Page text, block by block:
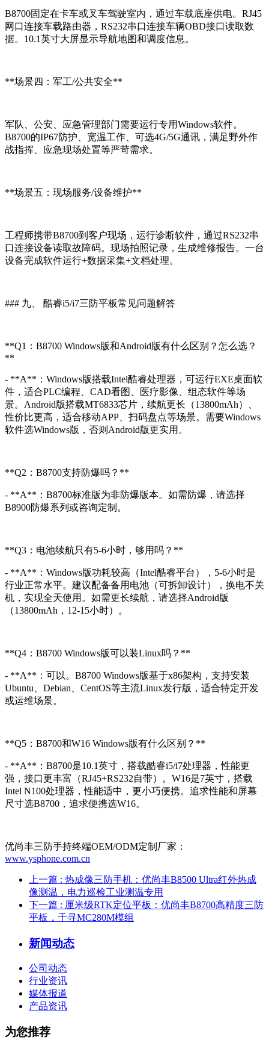
B8700固定在卡车或叉车驾驶室内，通过车载底座供电。RJ45
网口连接车载路由器，RS232串口连接车辆OBD接口读取数
据。10.1英寸大屏显示导航地图和调度信息。
**场景四：军工/公共安全**
军队、公安、应急管理部门需要运行专用Windows软件。
B8700的IP67防护、宽温工作、可选4G/5G通讯，满足野外作
战指挥、应急现场处置等严苛需求。
**场景五：现场服务/设备维护**
工程师携带B8700到客户现场，运行诊断软件，通过RS232串
口连接设备读取故障码。现场拍照记录，生成维修报告。一台
设备完成软件运行+数据采集+文档处理。
### 九、 酷睿i5/i7三防平板常见问题解答
**Q1：B8700 Windows版和Android版有什么区别？怎么选？
**
- **A**：Windows版搭载Intel酷睿处理器，可运行EXE桌面软
件，适合PLC编程、CAD看图、医疗影像、组态软件等场
景。Android版搭载MT6833芯片，续航更长（13800mAh）、
性价比更高，适合移动APP、扫码盘点等场景。需要Windows
软件选Windows版，否则Android版更实用。
**Q2：B8700支持防爆吗？**
- **A**：B8700标准版为非防爆版本。如需防爆，请选择
B8900防爆系列或咨询定制。
**Q3：电池续航只有5-6小时，够用吗？**
- **A**：Windows版功耗较高（Intel酷睿平台），5-6小时是
行业正常水平。建议配备备用电池（可拆卸设计），换电不关
机，实现全天使用。如需更长续航，请选择Android版
（13800mAh，12-15小时）。
**Q4：B8700 Windows版可以装Linux吗？**
- **A**：可以。B8700 Windows版基于x86架构，支持安装
Ubuntu、Debian、CentOS等主流Linux发行版，适合特定开发
或运维场景。
**Q5：B8700和W16 Windows版有什么区别？**
- **A**：B8700是10.1英寸，搭载酷睿i5/i7处理器，性能更
强，接口更丰富（RJ45+RS232自带）。W16是7英寸，搭载
Intel N100处理器，性能适中，更小巧便携。追求性能和屏幕
尺寸选B8700，追求便携选W16。
优尚丰三防手持终端OEM/ODM定制厂家：
www.ysphone.com.cn
上一篇 : 热成像三防手机：优尚丰B8500 Ultra红外热成
像测温，电力巡检工业测温专用
下一篇 : 厘米级RTK定位平板：优尚丰B8700高精度三防
平板，千寻MC280M模组
新闻动态
公司动态
行业资讯
媒体报道
产品资讯
为您推荐